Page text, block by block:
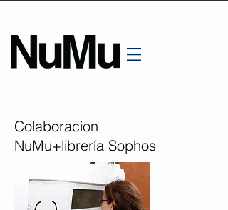
Colaboracion
NuMu+librería Sophos